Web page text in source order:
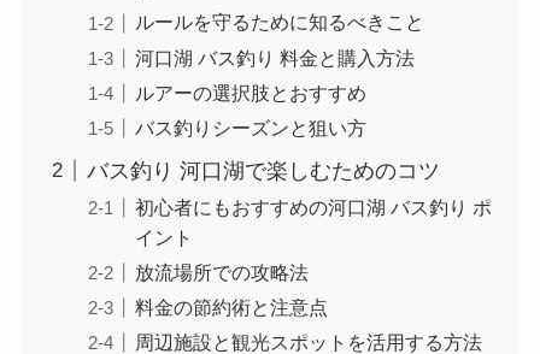
ルールを守るために知るべきこと
河口湖 バス釣り 料金と購入方法
ルアーの選択肢とおすすめ
バス釣りシーズンと狙い方
バス釣り 河口湖で楽しむためのコツ
初心者にもおすすめの河口湖 バス釣り ポ
イント
放流場所での攻略法
料金の節約術と注意点
周辺施設と観光スポットを活用する方法